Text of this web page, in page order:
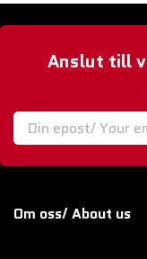
Anslut till
Om oss/ About us